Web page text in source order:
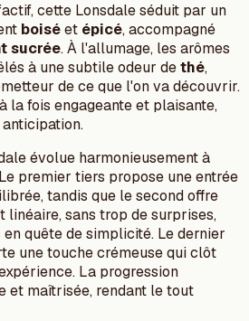
cette Lonsdale séduit par un
boiséet épicé, accompagné
sucrée. À l'allumage, les arômes
à une subtile odeur dethé,
de ce que l'on va découvrir.
la fois engageante et plaisante,
évolue harmonieusement à
premier tiers propose une entrée
tandis que le second offre
linéaire, sans trop de surprises,
quête de simplicité. Le dernier
une touche crémeuse qui clôt
La progression
et maîtrisée, rendant le tout